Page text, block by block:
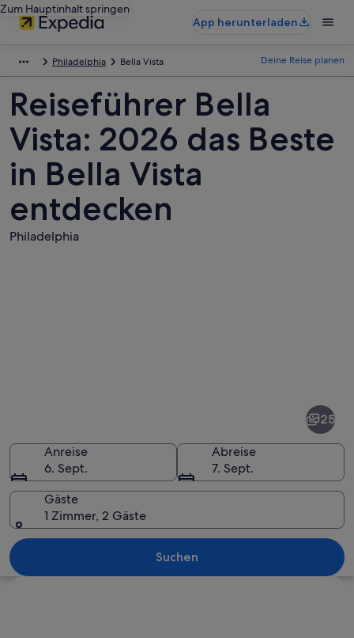
Zum Hauptinhalt springen
App herunterladen
Philadelphia Bella Vista Deine Reise planen
Reiseführer Bella
Vista: 2026 das Beste
in Bella Vista
entdecken
Philadelphia
Ein Restaurant im Vintage-Stil mit
25
Anreise
6. Sept.
Abreise
7. Sept.
Gäste
1 Zimmer, 2 Gäste
Suchen